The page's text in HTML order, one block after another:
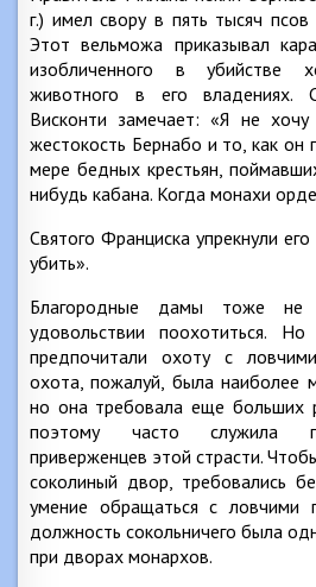
г.) имел свору в пять тысяч
Этот вельможа приказывал
изобличенного в убийстве
животного в его владениях.
Висконти замечает: «Я не
жестокость Бернабо и то, как он
мере бедных крестьян,
нибудь кабана. Когда монахи
Святого Франциска упрекнули
убить».
Благородные дамы тоже не
удовольствии поохотиться.
предпочитали охоту с
охота, пожалуй, была наиболее
но она требовала еще больших
поэтому часто служила
приверженцев этой страсти.
соколиный двор, требовались
умение обращаться с ловчими
должность сокольничего была
при дворах монархов.